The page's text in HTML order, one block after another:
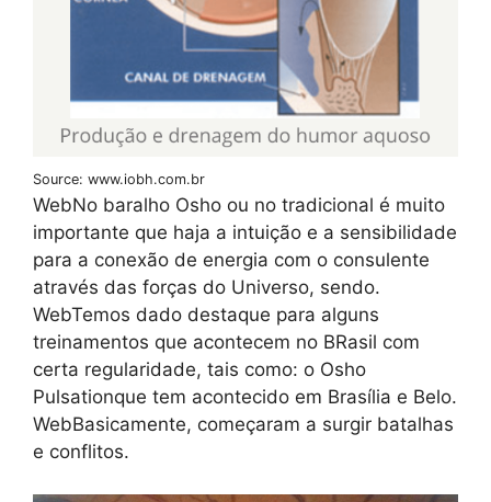
Source: www.iobh.com.br
WebNo baralho Osho ou no tradicional é muito
importante que haja a intuição e a sensibilidade
para a conexão de energia com o consulente
através das forças do Universo, sendo.
WebTemos dado destaque para alguns
treinamentos que acontecem no BRasil com
certa regularidade, tais como: o Osho
Pulsationque tem acontecido em Brasília e Belo.
WebBasicamente, começaram a surgir batalhas
e conflitos.